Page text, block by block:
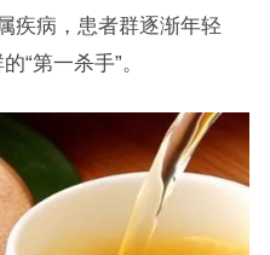
疾病，患者群逐渐年轻
“第一杀手”。